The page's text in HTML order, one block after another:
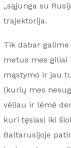
„sąjunga su
trajektorija.
Tik dabar
metus mes giliai
mąstymo ir jau
(kurių mes
vėliau ir lėmė
kuri tęsiasi iki
Baltarusijoje